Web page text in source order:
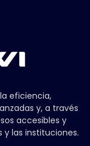
eficiencia,
y, a través
accesibles y
y las instituciones.